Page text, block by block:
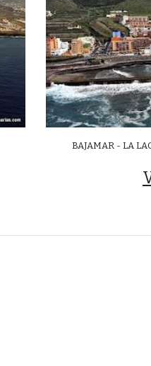
BAJAMAR - LA